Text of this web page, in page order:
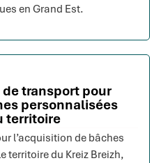
en Grand Est.
transport pour
personnalisées
territoire
l’acquisition de bâches
territoire du Kreiz Breizh,